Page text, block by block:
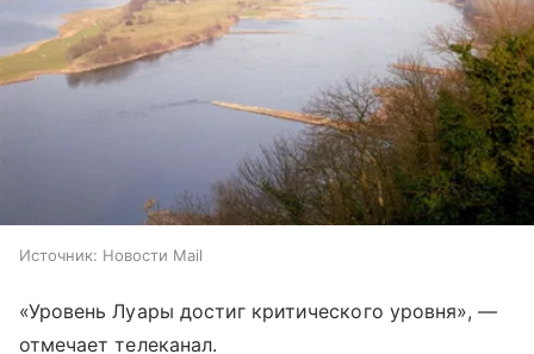
Источник: Новости Mail
«Уровень Луары достиг критического уровня», —
отмечает телеканал.